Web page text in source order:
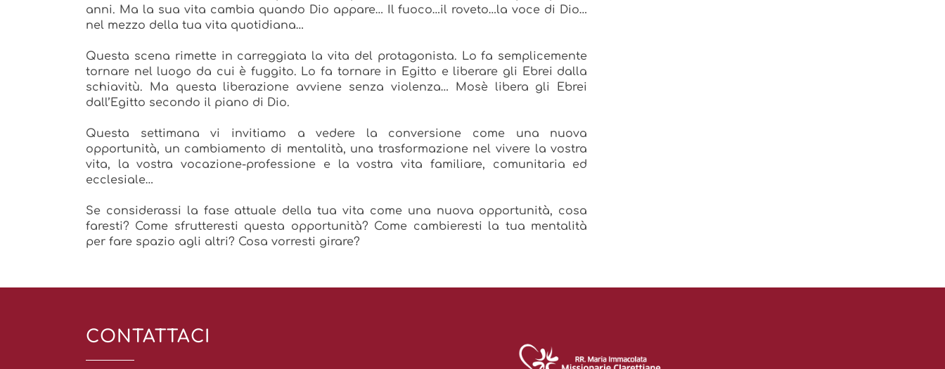
anni. Ma la sua vita cambia quando Dio appare… Il fuoco…il roveto…la voce di Dio…
nel mezzo della tua vita quotidiana…
Questa scena rimette in carreggiata la vita del protagonista. Lo fa semplicemente
tornare nel luogo da cui è fuggito. Lo fa tornare in Egitto e liberare gli Ebrei dalla
schiavitù. Ma questa liberazione avviene senza violenza… Mosè libera gli Ebrei
dall’Egitto secondo il piano di Dio.
Questa settimana vi invitiamo a vedere la conversione come una nuova
opportunità, un cambiamento di mentalità, una trasformazione nel vivere la vostra
vita, la vostra vocazione-professione e la vostra vita familiare, comunitaria ed
ecclesiale…
Se considerassi la fase attuale della tua vita come una nuova opportunità, cosa
faresti? Come sfrutteresti questa opportunità? Come cambieresti la tua mentalità
per fare spazio agli altri? Cosa vorresti girare?
CONTATTACI